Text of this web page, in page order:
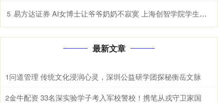
5 易方达证券 AI女博士让爷爷奶奶不寂寞 上海创智学院学生研发中文情感适老大模型
最新文章
1 问道管理 传统文化浸润心灵，深圳公益研学团探秘衡岳文脉
2金牛配资 33名深实验学子考入军校警校！携笔从戎守卫家国